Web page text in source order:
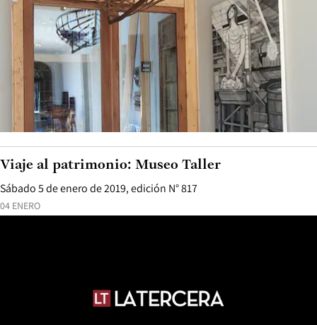
04 ENERO
Sábado 5 de enero de 2019, edición N° 817
Viaje al patrimonio: Museo Taller